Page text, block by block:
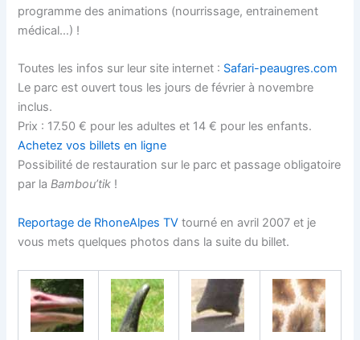
programme des animations (nourrissage, entrainement
médical…) !
Toutes les infos sur leur site internet : Safari-peaugres.com
Le parc est ouvert tous les jours de février à novembre
inclus.
Prix : 17.50 € pour les adultes et 14 € pour les enfants.
Achetez vos billets en ligne
Possibilité de restauration sur le parc et passage obligatoire
par laBambou’tik !
Reportage de RhoneAlpes TV tourné en avril 2007 et je
vous mets quelques photos dans la suite du billet.